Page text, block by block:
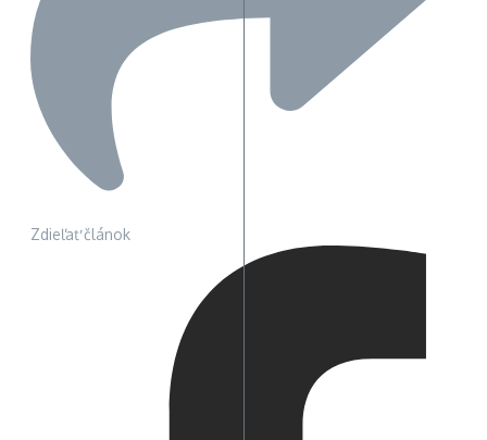
Zdieľať článok